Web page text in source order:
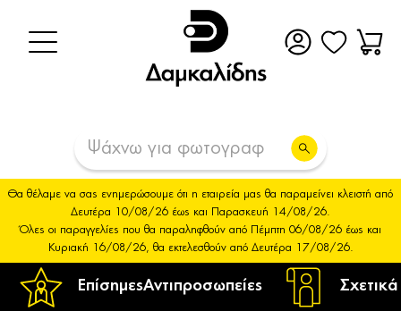
ΕπίσημεςΑντιπροσωπείες
Θα θέλαμε να σας ενημερώσουμε ότι η εταιρεία μας θα παραμείνει κλειστή από
Δευτέρα 10/08/26 έως και Παρασκευή 14/08/26.
Όλες οι παραγγελίες που θα παραληφθούν από Πέμπτη 06/08/26 έως και
Κυριακή 16/08/26, θα εκτελεσθούν από Δευτέρα 17/08/26.